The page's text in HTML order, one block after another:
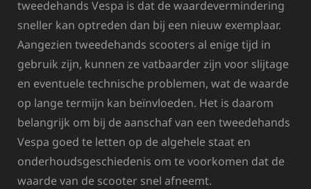
tweedehands Vespa is dat de waardevermindering
sneller kan optreden dan bij een nieuw exemplaar.
Aangezien tweedehands scooters al enige tijd in
gebruik zijn, kunnen ze vatbaarder zijn voor slijtage
en eventuele technische problemen, wat de waarde
op lange termijn kan beïnvloeden. Het is daarom
belangrijk om bij de aanschaf van een tweedehands
Vespa goed te letten op de algehele staat en
onderhoudsgeschiedenis om te voorkomen dat de
waarde van de scooter snel afneemt.